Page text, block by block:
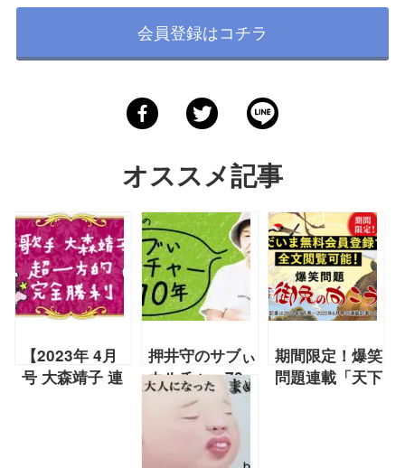
会員登録はコチラ
オススメ記事
【2023年 4月
号 大森靖子 連
押井守のサブぃ
カルチャー70
年「オマケの
巻」【2020年
12月号 押井守
期間限定！爆笑
問題連載「天下